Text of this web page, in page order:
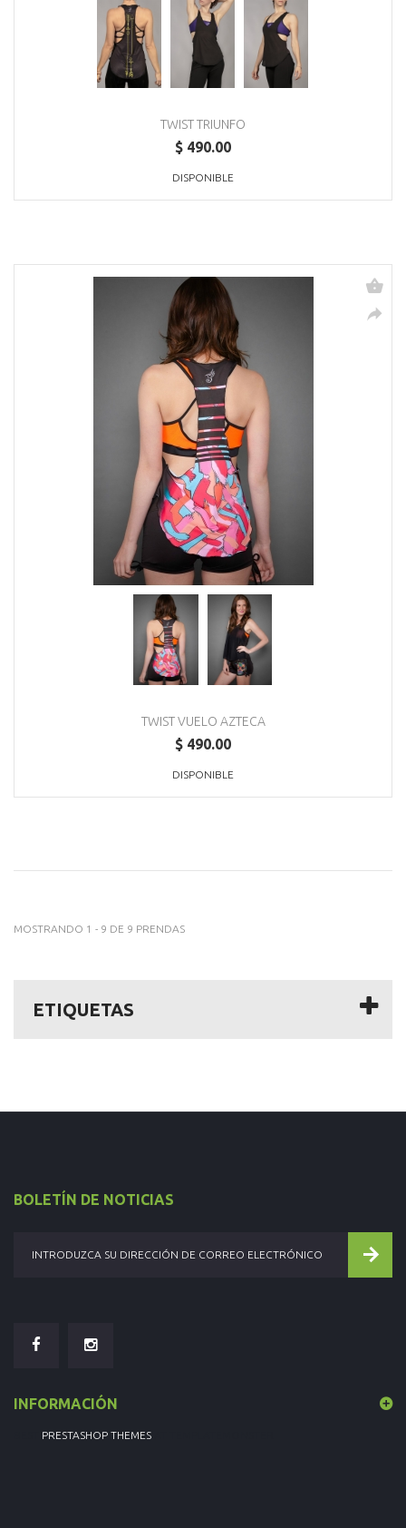
TWIST TRIUNFO
$ 490.00
DISPONIBLE
TWIST VUELO AZTECA
$ 490.00
DISPONIBLE
MOSTRANDO 1 - 9 DE 9 PRENDAS
ETIQUETAS
BOLETÍN DE NOTICIAS
INFORMACIÓN
PRESTASHOP THEMES